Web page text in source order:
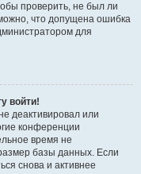
проверить, не был ли
что допущена ошибка
для
войти!
деактивировал или
конференции
время не
базы данных. Если
снова и активнее